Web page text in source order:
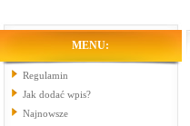
MENU:
Regulamin
Jak dodać wpis?
Najnowsze